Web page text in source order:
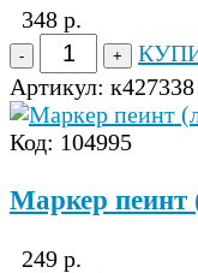
348 р.
Артикул: к427338
Код: 104995
Маркер пеинт
249 р.